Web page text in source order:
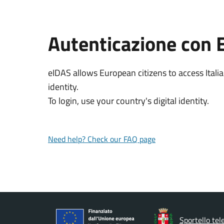
Autenticazione con
eIDAS allows European citizens to access
identity.
To login, use your country's digital identity.
Need help? Check our FAQ page
Sportello